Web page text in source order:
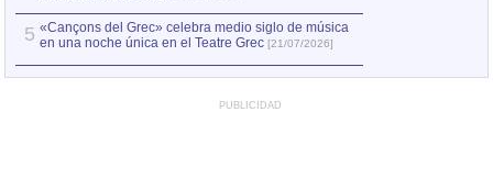
5 «Cançons del Grec» celebra medio siglo de música
en una noche única en el Teatre Grec [21/07/2026]
PUBLICIDAD